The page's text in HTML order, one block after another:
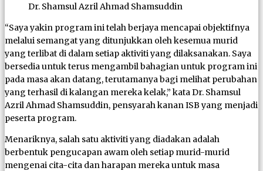
Dr. Shamsul Azril Ahmad Shamsuddin
“Saya yakin program ini telah berjaya mencapai objektifnya
melalui semangat yang ditunjukkan oleh kesemua murid
yang terlibat di dalam setiap aktiviti yang dilaksanakan. Saya
bersedia untuk terus mengambil bahagian untuk program ini
pada masa akan datang, terutamanya bagi melihat perubahan
yang terhasil di kalangan mereka kelak,” kata Dr. Shamsul
Azril Ahmad Shamsuddin, pensyarah kanan ISB yang menjadi
peserta program.
Menariknya, salah satu aktiviti yang diadakan adalah
berbentuk pengucapan awam oleh setiap murid-murid
mengenai cita-cita dan harapan mereka untuk masa